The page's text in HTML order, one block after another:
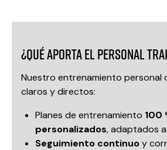
¿Qué aporta el Personal
Nuestro entrenamiento personal
claros y directos:
Planes de entrenamiento 100
personalizados, adaptados
Seguimiento continuoy